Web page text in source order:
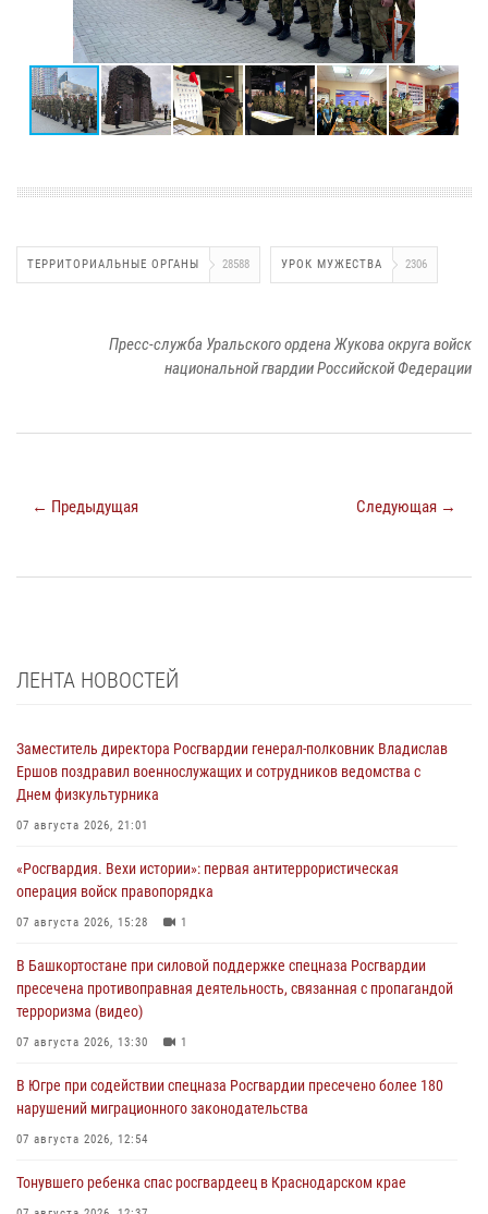
ТЕРРИТОРИАЛЬНЫЕ ОРГАНЫ 28588 УРОК МУЖЕСТВА 2306
Пресс-служба Уральского ордена Жукова округа войск
национальной гвардии Российской Федерации
← Предыдущая Следующая →
ЛЕНТА НОВОСТЕЙ
Заместитель директора Росгвардии генерал-полковник Владислав
Ершов поздравил военнослужащих и сотрудников ведомства с
Днем физкультурника
07 августа 2026, 21:01
«Росгвардия. Вехи истории»: первая антитеррористическая
операция войск правопорядка
07 августа 2026, 15:28 1
В Башкортостане при силовой поддержке спецназа Росгвардии
пресечена противоправная деятельность, связанная с пропагандой
терроризма (видео)
07 августа 2026, 13:30 1
В Югре при содействии спецназа Росгвардии пресечено более 180
нарушений миграционного законодательства
07 августа 2026, 12:54
Тонувшего ребенка спас росгвардеец в Краснодарском крае